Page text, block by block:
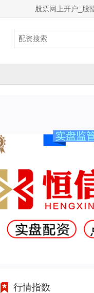
股票网上开户_股
行情指数